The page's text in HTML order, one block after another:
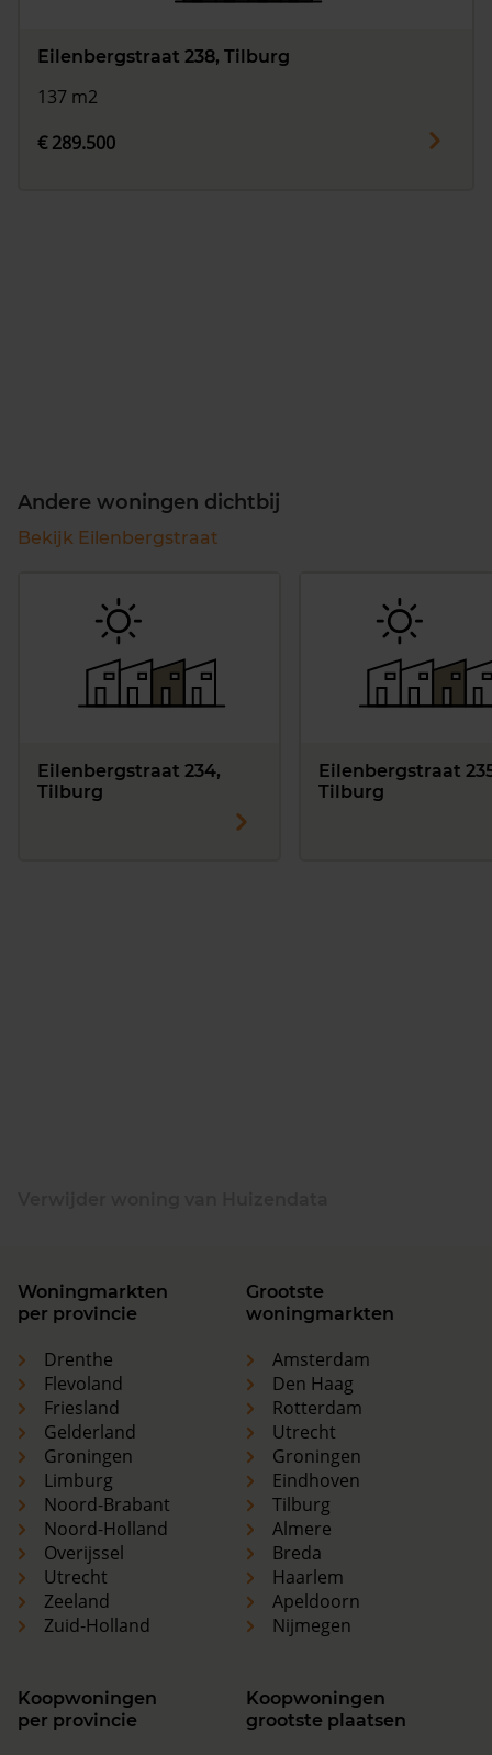
Eilenbergstraat 238, Tilburg
137 m2
€ 289.500
Andere woningen dichtbij
Bekijk Eilenbergstraat
Eilenbergstraat 234,
Tilburg
Eilenbergstraat
Tilburg
Woningmarkten
per provincie
Drenthe
Flevoland
Friesland
Gelderland
Groningen
Limburg
Noord-Brabant
Noord-Holland
Overijssel
Utrecht
Zeeland
Zuid-Holland
Grootste
woningmarkten
Amsterdam
Den Haag
Rotterdam
Utrecht
Groningen
Eindhoven
Tilburg
Almere
Breda
Haarlem
Apeldoorn
Nijmegen
Koopwoningen
per provincie
Koopwoningen
grootste plaatsen